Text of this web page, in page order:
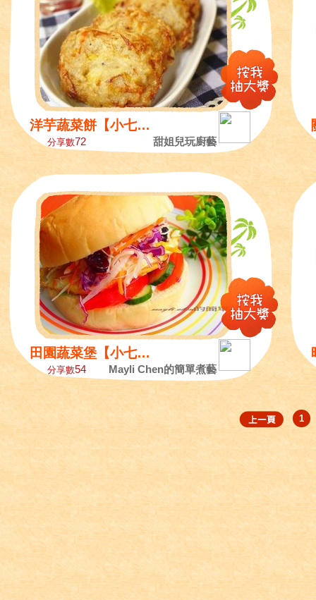
分享數72
洋芋蔬菜餅【小七夏...
甜姐兒玩廚藝
分享數54
田園蔬菜堡【小七夏...
Mayli Chen的簡單煮藝
1